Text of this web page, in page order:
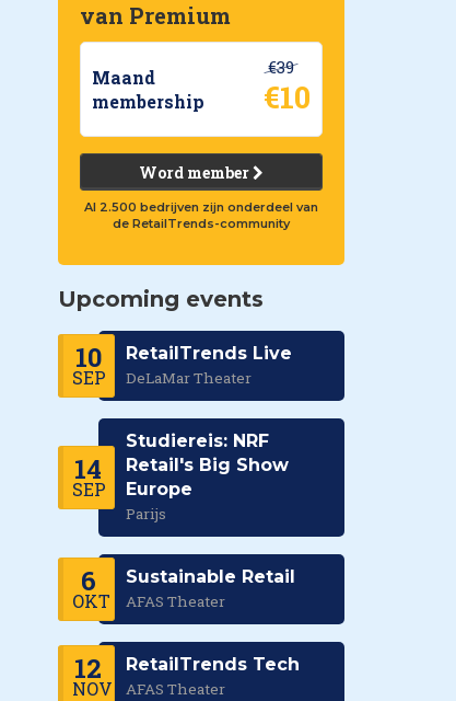
van Premium
Maand
membership
€39
€10
Word member
Al 2.500 bedrijven zijn onderdeel van
de RetailTrends-community
Upcoming events
10
SEP
RetailTrends Live
DeLaMar Theater
14
SEP
Studiereis: NRF
Retail's Big Show
Europe
Parijs
6
OKT
Sustainable Retail
AFAS Theater
12
NOV
RetailTrends Tech
AFAS Theater